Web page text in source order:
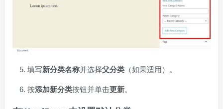
填写新分类名称并选择父分类 （如果适用）。
按添加新分类按钮并单击更新。